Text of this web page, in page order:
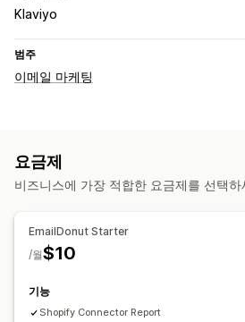
Klaviyo
범주
이메일 마케팅
교차 판매 이메일
검색 중단
환영 이메일 후속 조치 이메일
캠페인 관리
요금제
비즈니스에 가장 적합한 요금제를 선택하
EmailDonut Starter
$10
/월
기능
Shopify Connector Report